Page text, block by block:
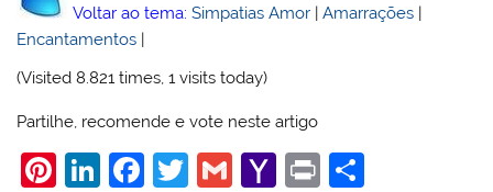
Voltar ao tema: Simpatias Amor |Amarrações |
Encantamentos |
(Visited 8.821 times, 1 visits today)
Partilhe, recomende e vote neste artigo
Pi Li F
T
G
Y
Pr